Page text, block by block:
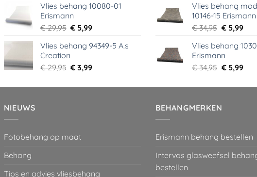
was:
€ 39,00.
is:
Vlies behang 10080-01
Erismann
€29,95 Oorspronkelijke
was:
€ 5,99Huidige
is:
Vlies behang 94349-5 A.s
Creation
€29,95 Oorspronkelijke
was:
€ 3,99Huidige
is:
was:
€ 39,95.
is:
€
Vlies behang
10146-15 Erismann
€34,95
was:
€ 34,95.
€5,99
is:
Vlies behang
Erismann
€34,95
was:
€5,99
is:
NIEUWS
Fotobehang op maat
Behang
Tips en advies vliesbehang
BEHANGMERKEN
Erismann behang bestellen
Intervos glasweefsel
bestellen